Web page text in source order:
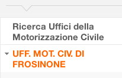
Ricerca Uffici della
Motorizzazione Civile
UFF. MOT. CIV. DI
FROSINONE